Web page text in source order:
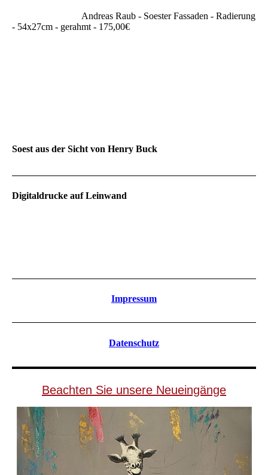
Andreas Raub - Soester Fassaden - Radierung
- 54x27cm - gerahmt - 175,00€
Soest aus der Sicht von Henry Buck
Digitaldrucke auf Leinwand
Impressum
Datenschutz
Beachten Sie unsere Neueingänge